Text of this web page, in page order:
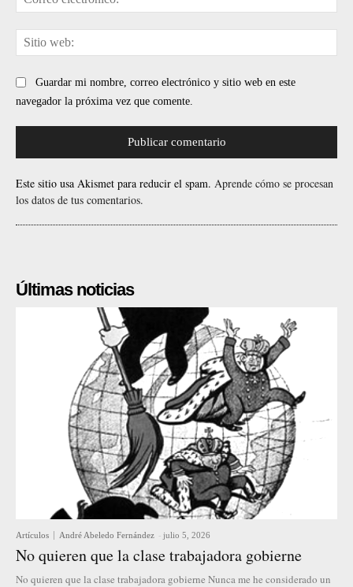
Guardar mi nombre, correo electrónico y sitio web en este
navegador la próxima vez que comente.
Este sitio usa Akismet para reducir el spam. Aprende cómo se procesan
los datos de tus comentarios.
Últimas noticias
Artículos André Abeledo Fernández - julio 5, 2026
No quieren que la clase trabajadora gobierne
No quieren que la clase trabajadora gobierne Nunca me he considerado un